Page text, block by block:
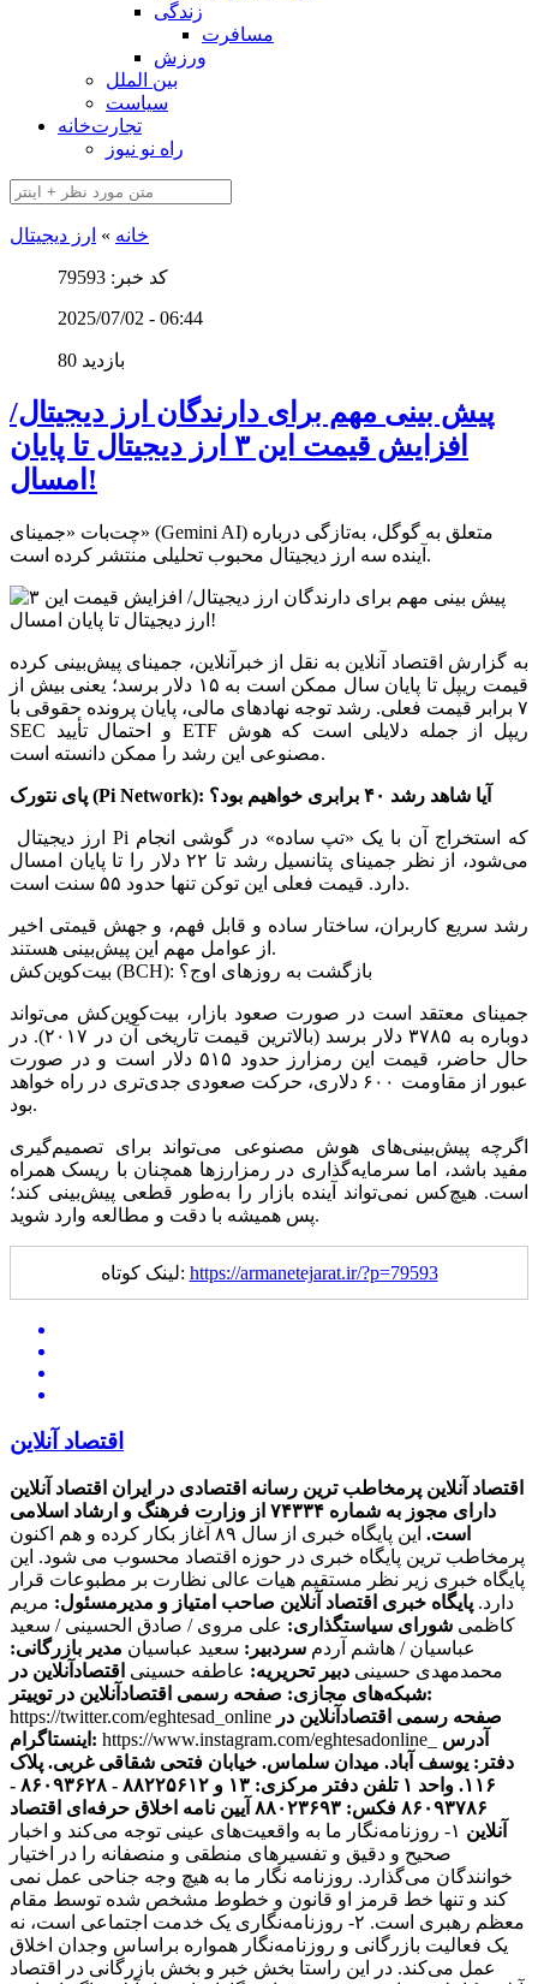
زندگی
مسافرت
ورزش
بین الملل
سیاست
تجارت‌خانه
راه نو نیوز
خانه » ارز دیجیتال
کد خبر: 79593
2025/07/02 - 06:44
80 بازدید
پیش بینی مهم برای دارندگان ارز دیجیتال/
افزایش قیمت این ۳ ارز دیجیتال تا پایان
امسال!
چت‌بات «جمینای» (Gemini AI) متعلق به گوگل، به‌تازگی درباره
آینده سه ارز دیجیتال محبوب تحلیلی منتشر کرده است.
به گزارش اقتصاد آنلاین به نقل از خبرآنلاین، جمینای پیش‌بینی کرده
قیمت ریپل تا پایان سال ممکن است به ۱۵ دلار برسد؛ یعنی بیش از
۷ برابر قیمت فعلی. رشد توجه نهادهای مالی، پایان پرونده حقوقی با
SEC و احتمال تأیید ETF ریپل از جمله دلایلی است که هوش
مصنوعی این رشد را ممکن دانسته است.
پای نتورک (Pi Network): آیا شاهد رشد ۴۰ برابری خواهیم بود؟
می‌شود، از نظر جمینای پتانسیل رشد تا ۲۲ دلار را تا پایان امسال
دارد. قیمت فعلی این توکن تنها حدود ۵۵ سنت است.
رشد سریع کاربران، ساختار ساده و قابل فهم، و جهش قیمتی اخیر
از عوامل مهم این پیش‌بینی هستند.
بیت‌کوین‌کش (BCH): بازگشت به روزهای اوج؟
جمینای معتقد است در صورت صعود بازار، بیت‌کوین‌کش می‌تواند
دوباره به ۳۷۸۵ دلار برسد (بالاترین قیمت تاریخی آن در ۲۰۱۷). در
حال حاضر، قیمت این رمزارز حدود ۵۱۵ دلار است و در صورت
عبور از مقاومت ۶۰۰ دلاری، حرکت صعودی جدی‌تری در راه خواهد
بود.
اگرچه پیش‌بینی‌های هوش مصنوعی می‌تواند برای تصمیم‌گیری
مفید باشد، اما سرمایه‌گذاری در رمزارزها همچنان با ریسک همراه
است. هیچ‌کس نمی‌تواند آینده بازار را به‌طور قطعی پیش‌بینی کند؛
پس همیشه با دقت و مطالعه وارد شوید.
لینک کوتاه: https://armanetejarat.ir/?p=79593
اقتصاد آنلاین
اقتصاد آنلاین پرمخاطب ترین رسانه اقتصادی در ایران اقتصاد آنلاین
دارای مجوز به شماره ۷۴۳۳۴ از وزارت فرهنگ و ارشاد اسلامی
است.
این پایگاه خبری از سال ۸۹ آغاز بکار کرده و هم اکنون
پرمخاطب ترین پایگاه خبری در حوزه اقتصاد محسوب می شود. این
پایگاه خبری زیر نظر مستقیم هیات عالی نظارت بر مطبوعات قرار
دارد. پایگاه خبری اقتصاد آنلاین صاحب امتیاز و مدیرمسئول: مریم
کاظمی شورای سیاستگذاری: علی مروی / صادق الحسینی / سعید
عباسیان / هاشم آردم سردبیر: سعید عباسیان مدیر بازرگانی:
محمدمهدی حسینی دبیر تحریریه: عاطفه حسینی اقتصادآنلاین در
شبکه‌های مجازی:صفحه رسمی اقتصادآنلاین در توییتر:
https://twitter.com/eghtesad_online صفحه رسمی اقتصادآنلاین در
اینستاگرام: https://www.instagram.com/eghtesadonline_ آدرس
دفتر: یوسف آباد. میدان سلماس. خیابان فتحی شقاقی غربی. پلاک
۱۱۶. واحد ۱
تلفن دفتر مرکزی: ۱۳ و ۸۸۲۲۵۶۱۲ - ۸۶۰۹۳۶۲۸ -
۸۶۰۹۳۷۸۶ فکس: ۸۸۰۲۳۶۹۳
آیین نامه اخلاق حرفه‌ای اقتصاد
آنلاین
۱- روزنامه‌نگار ما به واقعیت‌های عینی توجه می‌کند و اخبار
صحیح و دقیق و تفسیرهای منطقی و منصفانه را در اختیار
خوانندگان می‌گذارد. روزنامه نگار ما به هیچ وجه جناحی عمل نمی
کند و تنها خط قرمز او قانون و خطوط مشخص شده توسط مقام
معظم رهبری است. ۲- روزنامه‌نگاری یک خدمت اجتماعی است، نه
یک فعالیت بازرگانی و روزنامه‌نگار همواره براساس وجدان اخلاق
عمل می‌کند. در این راستا بخش خبر و بخش بازرگانی در اقتصاد